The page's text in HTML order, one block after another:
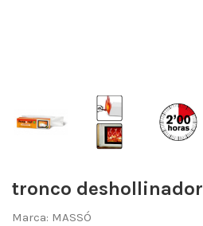
tronco deshollinador
Marca: MASSÓ